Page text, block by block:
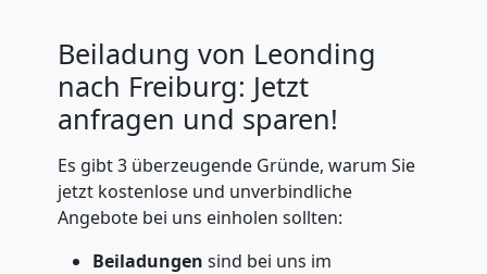
Beiladung von Leonding
nach Freiburg: Jetzt
anfragen und sparen!
Es gibt 3 überzeugende Gründe, warum Sie
jetzt kostenlose und unverbindliche
Angebote bei uns einholen sollten:
Beiladungen sind bei uns im